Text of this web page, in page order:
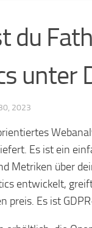
du
unter
2023
Es ist ein
Metriken über
entwickelt,
preis. Es ist